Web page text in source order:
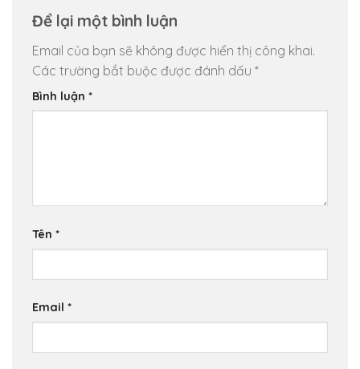
Để lại một bình luận
Email của bạn sẽ không được hiển thị công khai.
Các trường bắt buộc được đánh dấu *
Bình luận *
Tên *
Email *